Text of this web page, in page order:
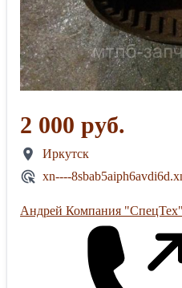
2 000 руб.
Иркутск
xn----
Андрей Компания "СпецТех"